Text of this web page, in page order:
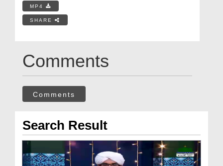
MP4
SHARE
Comments
Comments
Search Result